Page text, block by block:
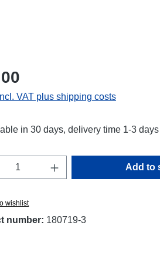
VAT plus shipping costs
in 30 days, delivery time 1-3 days
Quantity: Enter the
Add to
wishlist
number: 180719-3